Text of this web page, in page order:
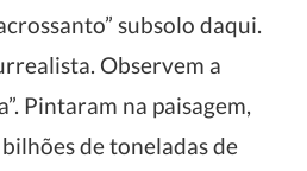
subsolo daqui.
Observem a
Pintaram na paisagem,
de toneladas de